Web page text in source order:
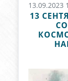
13.09.2023
13